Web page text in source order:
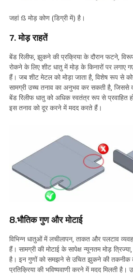
जहां ß मोड़ कोण (डिग्री में) है।
7. मोड़ राहतें
बेंड रिलीफ, झुकने की प्रक्रिया के दौरान फटने,
रोकने के लिए शीट धातु में मोड़ के किनारों पर लगाए
हैं। जब शीट मेटल को मोड़ा जाता है, विशेष रूप से
सामग्री उच्च तनाव का अनुभव कर सकती है, जिससे
बेंड रिलीफ धातु को अधिक स्वतंत्र रूप से प्रवाहित
इस तनाव को दूर करने में मदद करते हैं।
8.भौतिक गुण और मोटाई
विभिन्न धातुओं में लचीलापन, ताकत और पलटाव
हैं। सामग्री की मोटाई के सापेक्ष न्यूनतम मोड़
है। इन गुणों को समझने से उचित झुकने की तकनीक
प्रतिक्रिया की भविष्यवाणी करने में मदद मिलती है।